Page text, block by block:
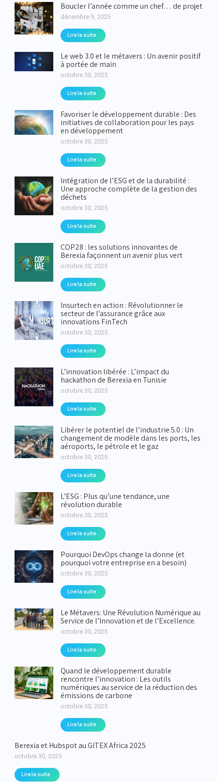
Boucler l’année comme un chef… de projet
décembre 9, 2025
Lire la suite
Le web 3.0 et le métavers : Un avenir positif
à portée de main
octobre 30, 2025
Lire la suite
Favoriser le développement durable : Des
initiatives de collaboration pour les pays
en développement
octobre 30, 2025
Lire la suite
Intégration de l’ESG et de la durabilité :
Une approche complète de la gestion des
déchets
octobre 30, 2025
Lire la suite
COP28 : les solutions innovantes de
Berexia façonnent un avenir plus vert
octobre 30, 2025
Lire la suite
Insurtech en action : Révolutionner le
secteur de l’assurance grâce aux
innovations FinTech
octobre 30, 2025
Lire la suite
L’innovation libérée : L’impact du
hackathon de Berexia en Tunisie
octobre 30, 2025
Lire la suite
Libérer le potentiel de l’industrie 5.0 : Un
changement de modèle dans les ports, les
aéroports, le pétrole et le gaz
octobre 30, 2025
Lire la suite
L’ESG : Plus qu’une tendance, une
révolution durable
octobre 30, 2025
Lire la suite
Pourquoi DevOps change la donne (et
pourquoi votre entreprise en a besoin)
octobre 30, 2025
Lire la suite
Le Métavers: Une Révolution Numérique au
Service de l’Innovation et de l’Excellence.
octobre 30, 2025
Lire la suite
Quand le développement durable
rencontre l’innovation : Les outils
numériques au service de la réduction des
émissions de carbone
octobre 30, 2025
Lire la suite
Berexia et Hubspot au GITEX Africa 2025
octobre 30, 2025
Lire la suite